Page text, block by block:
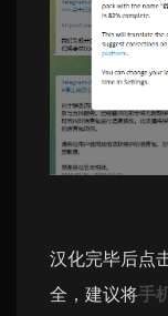
汉化完毕后点
全，建议将手